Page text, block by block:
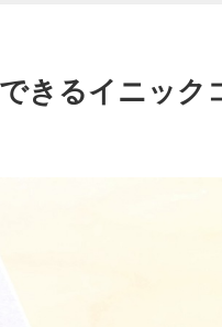
きるイニック